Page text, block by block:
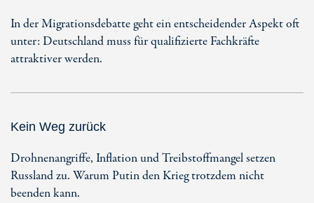
In der Migrationsdebatte geht ein entscheidender Aspekt oft
unter: Deutschland muss für qualifizierte Fachkräfte
attraktiver werden.
Kein Weg zurück
Drohnenangriffe, Inflation und Treibstoffmangel setzen
Russland zu. Warum Putin den Krieg trotzdem nicht
beenden kann.